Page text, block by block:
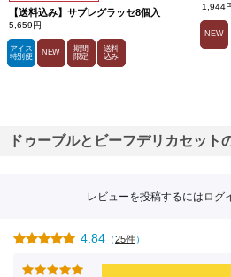
【送料込み】サブレグラッセ8個入
5,659円
アイス
特別便
NEW
期間
限定
送料
込み
1,944
NEW
ドゥーブルとビーフデリカセット
レビューを投稿するには ログ
4.84 （25件）